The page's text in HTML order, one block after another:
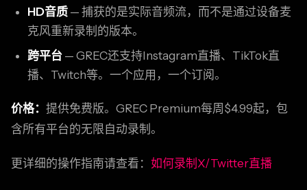
HD音质 — 捕获的是实际音频流，而不是通过设备麦
克风重新录制的版本。
跨平台 — GREC还支持Instagram直播、TikTok直
播、Twitch等。一个应用，一个订阅。
价格： 提供免费版。GREC Premium每周$4.99起，包
含所有平台的无限自动录制。
更详细的操作指南请查看： 如何录制X/Twitter直播